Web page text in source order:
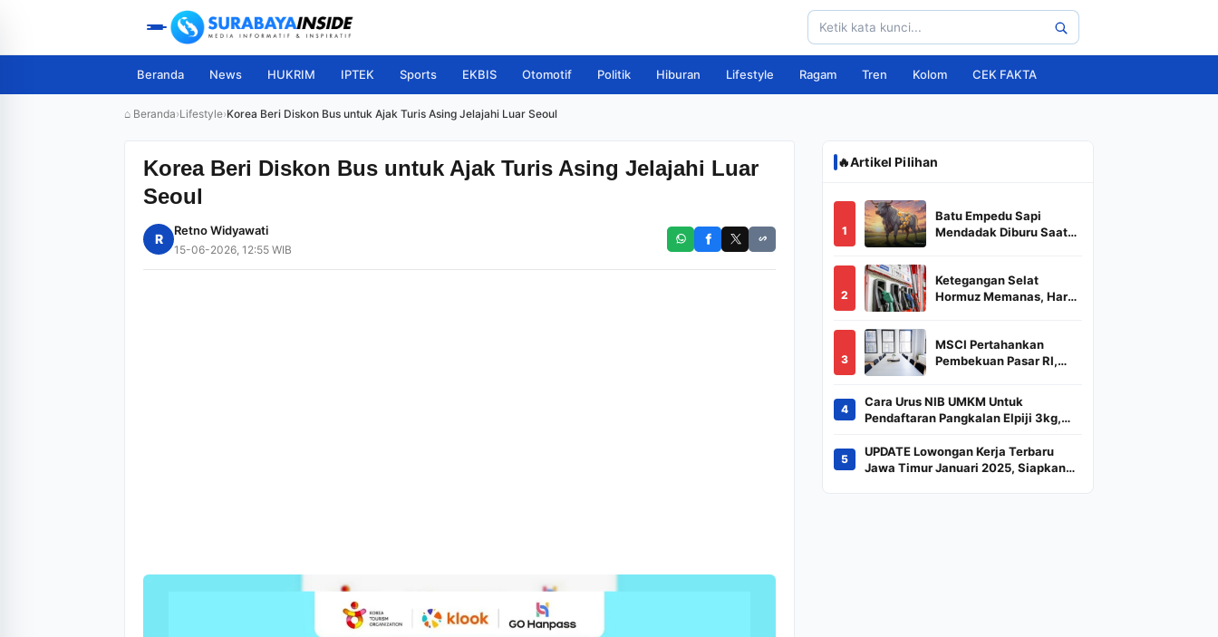
Beranda News HUKRIM IPTEK Sports EKBIS Otomotif Politik Hiburan Lifestyle Ragam Tren Kolom CEK FAKTA
⌂ Beranda›Lifestyle›Korea Beri Diskon Bus untuk Ajak Turis Asing Jelajahi Luar Seoul
Korea Beri Diskon Bus untuk Ajak Turis Asing Jelajahi Luar
Seoul
R
Retno Widyawati
15-06-2026, 12:55 WIB
🔥Artikel Pilihan
1
Batu Empedu Sapi
Mendadak Diburu Saat
Puluhan Juta
2
Ketegangan Selat
Hormuz Memanas, Harga
3
MSCI Pertahankan
Pembekuan Pasar RI,
Indeks
4
Cara Urus NIB UMKM Untuk
Pendaftaran Pangkalan Elpiji 3kg,
Kilogram
5
UPDATE Lowongan Kerja Terbaru
Jawa Timur Januari 2025, Siapkan